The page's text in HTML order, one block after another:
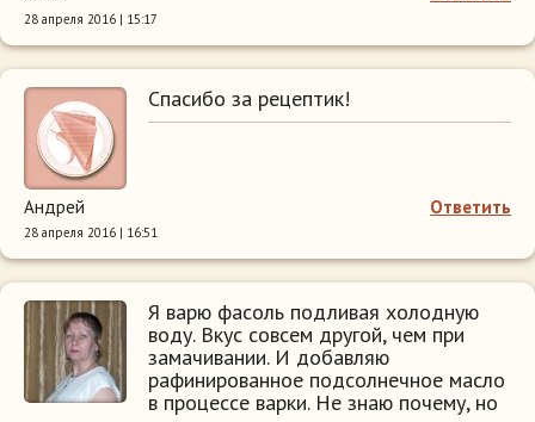
28 апреля 2016 | 15:17
Спасибо за рецептик!
Ответить
Андрей
28 апреля 2016 | 16:51
Я варю фасоль подливая холодную
воду. Вкус совсем другой, чем при
замачивании. И добавляю
рафинированное подсолнечное масло
в процессе варки. Не знаю почему, но